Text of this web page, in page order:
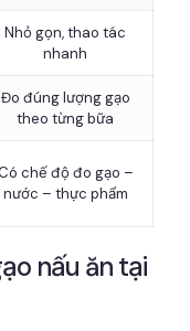
Nhỏ gọn, thao tác
nhanh
Đo đúng lượng gạo
theo từng bữa
chế độ đo gạo –
nước – thực phẩm
nấu ăn tại